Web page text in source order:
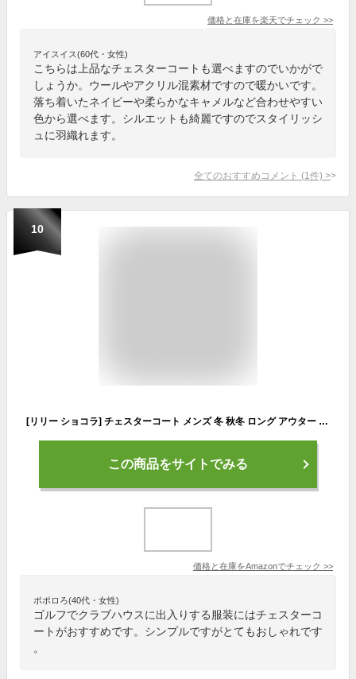
価格と在庫を楽天でチェック >>
アイスイス(60代・女性)
こちらは上品なチェスターコートも選べますのでいかがで
しょうか。ウールやアクリル混素材ですので暖かいです。
落ち着いたネイビーや柔らかなキャメルなど合わせやすい
色から選べます。シルエットも綺麗ですのでスタイリッシ
ュに羽織れます。
全てのおすすめコメント (1 件) >
10
[リリー ショコラ] チェスターコート メンズ 冬 秋冬 ロング アウター ジャケット コート テーラードジャケット ステンカラーコート トレンチコートメンズ ブレザー ボタン フードなし 長袖 ながそで 長め 上着 裏地 無地 キレイめ デザイン スリム 細身 カジュアル シンプル ビジネス ゆったり 秋 冬物 秋物 紳士 男の子 黒色 カラー ブラック サイズ M 黒
この商品をサイトでみる
価格と在庫をAmazonでチェック >>
ポポロろ(40代・女性)
ゴルフでクラブハウスに出入りする服装にはチェスターコ
ートがおすすめです。シンプルですがとてもおしゃれです
。